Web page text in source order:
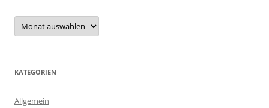
Archiv
KATEGORIEN
Allgemein